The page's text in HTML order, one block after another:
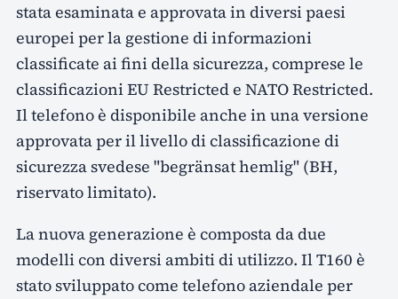
stata esaminata e approvata in diversi paesi
europei per la gestione di informazioni
classificate ai fini della sicurezza, comprese le
classificazioni EU Restricted e NATO Restricted.
Il telefono è disponibile anche in una versione
approvata per il livello di classificazione di
sicurezza svedese "begränsat hemlig" (BH,
riservato limitato).
La nuova generazione è composta da due
modelli con diversi ambiti di utilizzo. Il T160 è
stato sviluppato come telefono aziendale per